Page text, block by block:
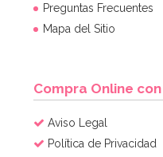
Preguntas Frecuentes
Mapa del Sitio
Compra Online
Aviso Legal
Política de Privacidad